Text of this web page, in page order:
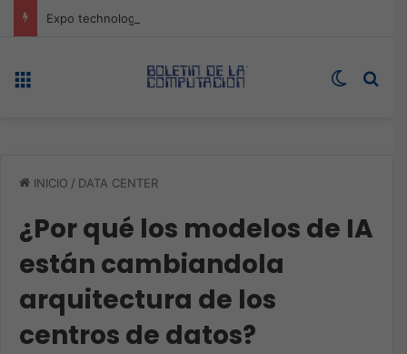
Switch
INICIO / DATA CENTER
¿Por qué los modelos de IA
están cambiandola
arquitectura de los
centros de datos?